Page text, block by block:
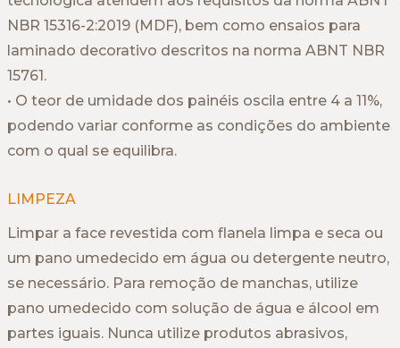
NBR 15316-2:2019 (MDF), bem como ensaios para
laminado decorativo descritos na norma ABNT NBR
15761.
• O teor de umidade dos painéis oscila entre 4 a 11%,
podendo variar conforme as condições do ambiente
com o qual se equilibra.
LIMPEZA
Limpar a face revestida com flanela limpa e seca ou
um pano umedecido em água ou detergente neutro,
se necessário. Para remoção de manchas, utilize
pano umedecido com solução de água e álcool em
partes iguais. Nunca utilize produtos abrasivos,